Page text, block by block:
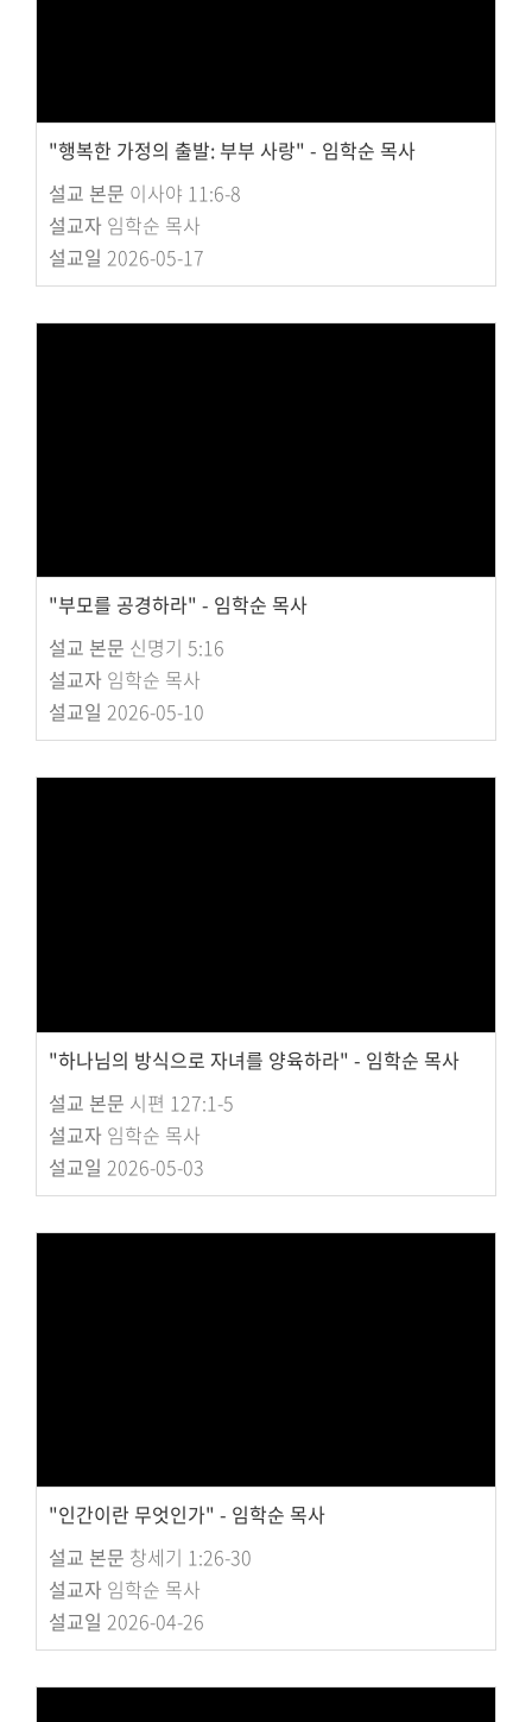
"행복한 가정의 출발: 부부 사랑" - 임학순 목사
설교 본문 이사야 11:6-8
설교자 임학순 목사
설교일 2026-05-17
"부모를 공경하라" - 임학순 목사
설교 본문 신명기 5:16
설교자 임학순 목사
설교일 2026-05-10
"하나님의 방식으로 자녀를 양육하라" - 임학순 목사
설교 본문 시편 127:1-5
설교자 임학순 목사
설교일 2026-05-03
"인간이란 무엇인가" - 임학순 목사
설교 본문 창세기 1:26-30
설교자 임학순 목사
설교일 2026-04-26